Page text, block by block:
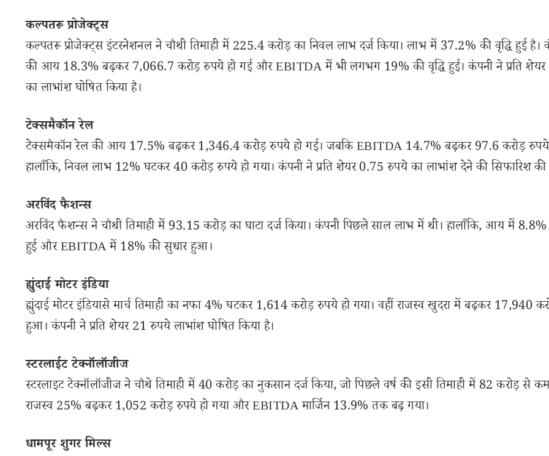
कल्पतरू प्रोजेक्ट्स
कल्पतरू प्रोजेक्ट्स इंटरनेशनल ने चौथी तिमाही में 225.4 करोड़ का निवल लाभ दर्ज किया। लाभ में 37.2% की वृद्धि हुई है।
की आय 18.3% बढ़कर 7,066.7 करोड़ रुपये हो गई और EBITDA में भी लगभग 19% की वृद्धि हुई। कंपनी ने प्रति
का लाभांश घोषित किया है।
टेक्समैकॉन रेल
टेक्समैकॉन रेल की आय 17.5% बढ़कर 1,346.4 करोड़ रुपये हो गई। जबकि EBITDA 14.7% बढ़कर 97.6 करोड़
हालाँकि, निवल लाभ 12% घटकर 40 करोड़ रुपये हो गया। कंपनी ने प्रति शेयर 0.75 रुपये का लाभांश देने की सिफारिश की
अरविंद फैशन्स
अरविंद फैशन्स ने चौथी तिमाही में 93.15 करोड़ का घाटा दर्ज किया। कंपनी पिछले साल लाभ में थी। हालाँकि, आय में 8.8%
हुई और EBITDA में 18% की सुधार हुआ।
ह्युंदाई मोटर इंडिया
ह्युंदाई मोटर इंडियासे मार्च तिमाही का नफा 4% घटकर 1,614 करोड़ रुपये हो गया। वहीं राजस्व खुदरा में बढ़कर 17,940
हुआ। कंपनी ने प्रति शेयर 21 रुपये लाभांश घोषित किया है।
स्टरलाईट टेक्नॉलॉजीज
स्टरलाइट टेक्नॉलॉजीज ने चौथे तिमाही में 40 करोड़ का नुकसान दर्ज किया, जो पिछले वर्ष की इसी तिमाही में 82 करोड़ से
राजस्व 25% बढ़कर 1,052 करोड़ रुपये हो गया और EBITDA मार्जिन 13.9% तक बढ़ गया।
धामपूर शुगर मिल्स